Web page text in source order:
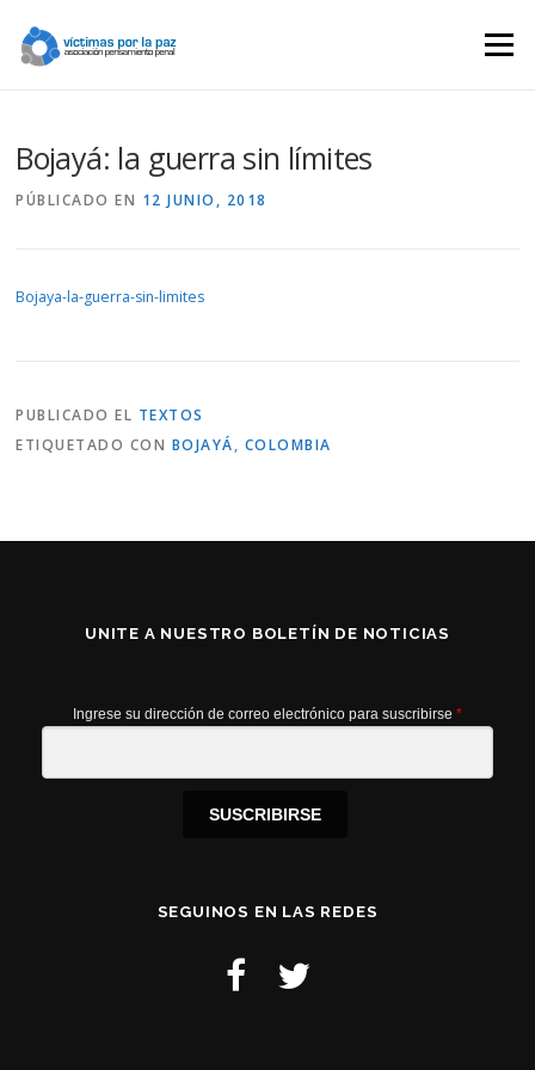
contenido
Menú
Bojayá: la guerra sin límites
PÚBLICADO EN 12 JUNIO, 2018
Bojaya-la-guerra-sin-limites
PUBLICADO EL TEXTOS
ETIQUETADO CON BOJAYÁ, COLOMBIA
UNITE A NUESTRO BOLETÍN DE NOTICIAS
Ingrese su dirección de correo electrónico para suscribirse *
SUSCRIBIRSE
SEGUINOS EN LAS REDES